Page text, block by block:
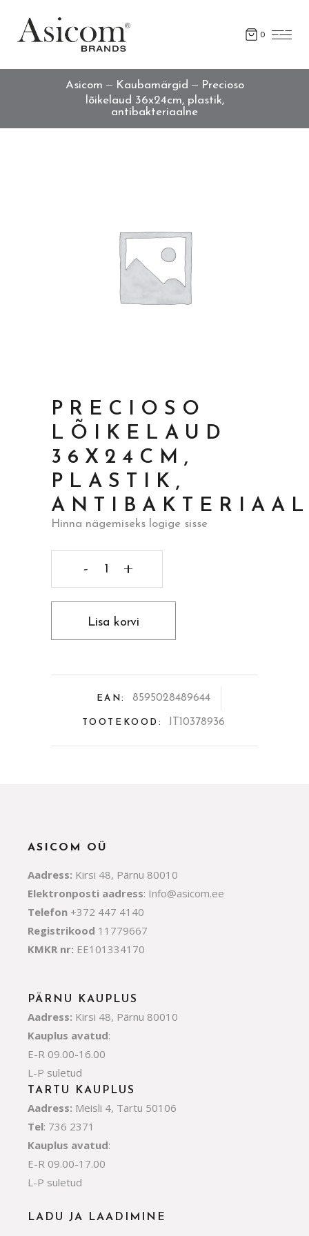
0
Asicom Kaubamärgid
Precioso
lõikelaud 36x24cm, plastik,
antibakteriaalne
PRECIOSO
LÕIKELAUD
36X24CM,
PLASTIK,
Hinna nägemiseks logige sisse
Lisa korvi
EAN: 8595028489644
TOOTEKOOD: IT10378936
ASICOM OÜ
Aadress: Kirsi 48, Pärnu 80010
Elektronposti aadress: Info@asicom.ee
Telefon +372 447 4140
Registrikood 11779667
KMKR nr: EE101334170
PÄRNU KAUPLUS
Aadress: Kirsi 48, Pärnu 80010
Kauplus avatud:
E-R 09.00-16.00
L-P suletud
TARTU KAUPLUS
Aadress: Meisli 4, Tartu 50106
Tel: 736 2371
Kauplus avatud:
E-R 09.00-17.00
L-P suletud
LADU JA LAADIMINE